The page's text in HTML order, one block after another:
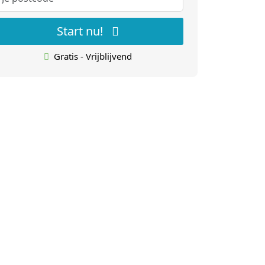
Start nu!
Gratis - Vrijblijvend